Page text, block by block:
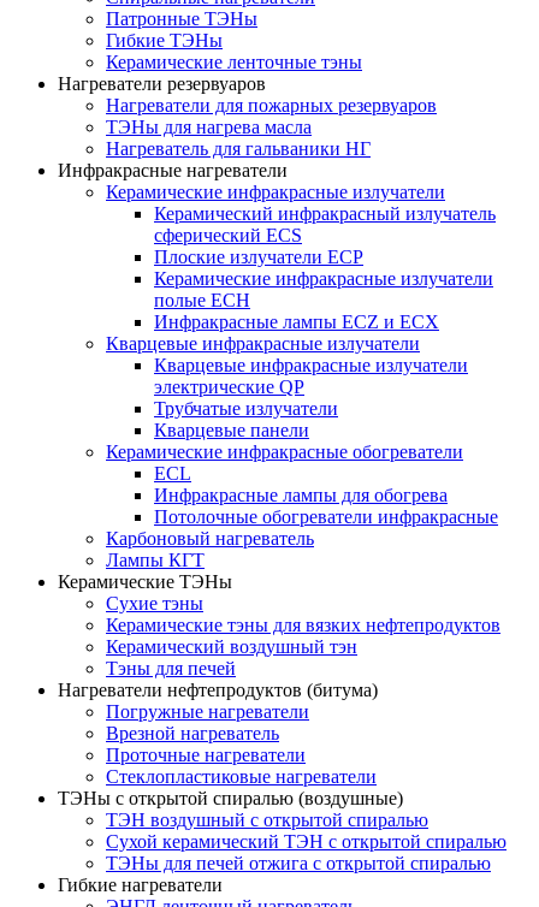
Патронные ТЭНы
Гибкие ТЭНы
Керамические ленточные тэны
Нагреватели резервуаров
Нагреватели для пожарных резервуаров
ТЭНы для нагрева масла
Нагреватель для гальваники НГ
Инфракрасные нагреватели
Керамические инфракрасные излучатели
Керамический инфракрасный излучатель
сферический ECS
Плоские излучатели ECP
Керамические инфракрасные излучатели
полые ECH
Инфракрасные лампы ECZ и ECX
Кварцевые инфракрасные излучатели
Кварцевые инфракрасные излучатели
электрические QP
Трубчатые излучатели
Кварцевые панели
Керамические инфракрасные обогреватели
ECL
Инфракрасные лампы для обогрева
Потолочные обогреватели инфракрасные
Карбоновый нагреватель
Лампы КГТ
Керамические ТЭНы
Сухие тэны
Керамические тэны для вязких нефтепродуктов
Керамический воздушный тэн
Тэны для печей
Нагреватели нефтепродуктов (битума)
Погружные нагреватели
Врезной нагреватель
Проточные нагреватели
Стеклопластиковые нагреватели
ТЭНы с открытой спиралью (воздушные)
ТЭН воздушный с открытой спиралью
Сухой керамический ТЭН с открытой спиралью
ТЭНы для печей отжига с открытой спиралью
Гибкие нагреватели